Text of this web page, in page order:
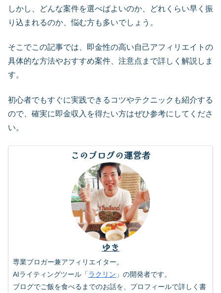
しかし、どんな案件を選べばよいのか、どれくらい早く振
り込まれるのか、悩む方も多いでしょう。
そこでこの記事では、即金性の高い自己アフィリエイトの
具体的な方法やおすすめ案件、注意点まで詳しく解説しま
す。
初心者でもすぐに実践できるコツやテクニックも紹介する
ので、確実に即金収入を得たい方はぜひ参考にしてくださ
い。
このブログの運営者
ゆき
専業ブロガー兼アフィリエイター。
AIライティングツール「ラクリン 」の開発者です。
ブログでご飯を食べるまでのお話を、プロフィールで詳しく書